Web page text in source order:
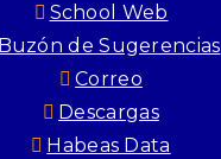
School Web
Buzón de Sugerencias
Correo
Descargas
Habeas Data